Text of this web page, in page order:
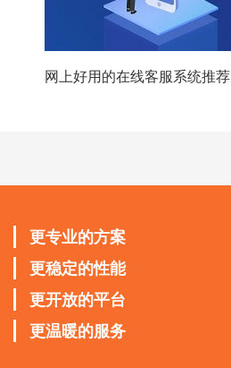
网上好用的在线客服系统推荐
更专业的方案
更稳定的性能
更开放的平台
更温暖的服务